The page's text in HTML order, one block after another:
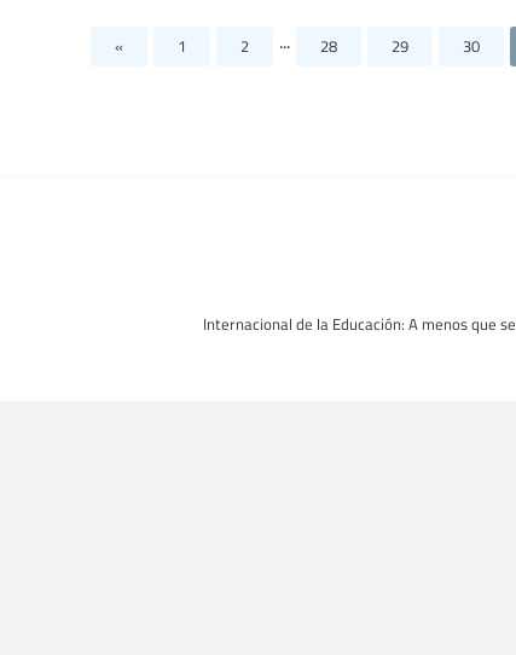
« 1 2 ... 28 29 30
Internacional de la Educación: A menos que